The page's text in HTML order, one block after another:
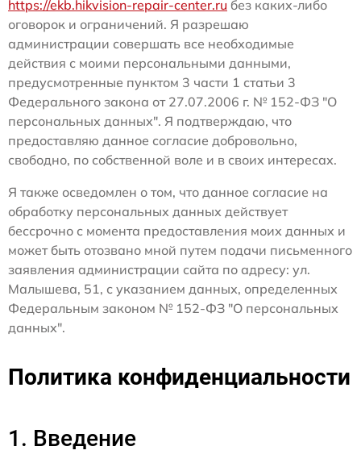
https://ekb.hikvision-repair-center.ru без каких-либо
оговорок и ограничений. Я разрешаю
администрации совершать все необходимые
действия с моими персональными данными,
предусмотренные пунктом 3 части 1 статьи 3
Федерального закона от 27.07.2006 г. № 152-ФЗ "О
персональных данных". Я подтверждаю, что
предоставляю данное согласие добровольно,
свободно, по собственной воле и в своих интересах.
Я также осведомлен о том, что данное согласие на
обработку персональных данных действует
бессрочно с момента предоставления моих данных и
может быть отозвано мной путем подачи письменного
заявления администрации сайта по адресу: ул.
Малышева, 51, с указанием данных, определенных
Федеральным законом № 152-ФЗ "О персональных
данных".
Политика конфиденциальности
1. Введение